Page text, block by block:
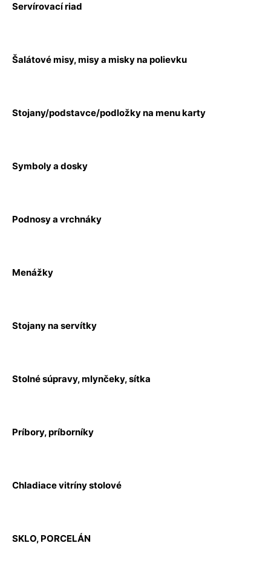
Servírovací riad
Šalátové misy, misy a misky na polievku
Stojany/podstavce/podložky na menu karty
Symboly a dosky
Podnosy a vrchnáky
Menážky
Stojany na servítky
Stolné súpravy, mlynčeky, sítka
Príbory, príborníky
Chladiace vitríny stolové
SKLO, PORCELÁN